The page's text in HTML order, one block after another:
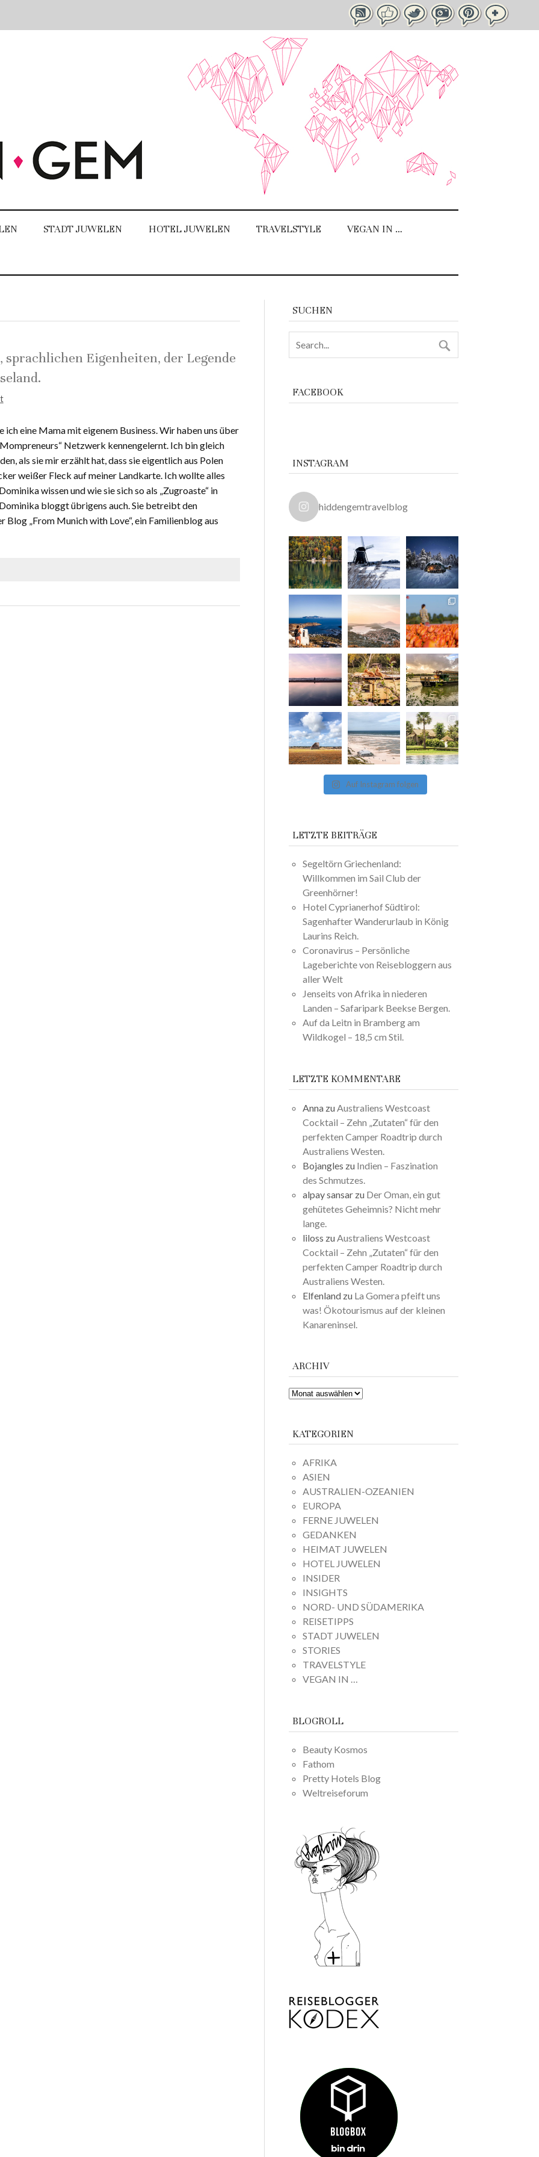
STADT JUWELEN HOTEL JUWELEN TRAVELSTYLE VEGAN IN …
sprachlichen Eigenheiten, der Legende
ich eine Mama mit eigenem Business. Wir haben uns über
Netzwerk kennengelernt. Ich bin gleich
als sie mir erzählt hat, dass sie eigentlich aus Polen
weißer Fleck auf meiner Landkarte. Ich wollte alles
wissen und wie sie sich so als „Zugroaste“ in
bloggt übrigens auch. Sie betreibt den
Blog „From Munich with Love“, ein Familienblog aus
SUCHEN
FACEBOOK
INSTAGRAM
hiddengemtravelblog
Auf Instagram folgen
LETZTE BEITRÄGE
Segeltörn Griechenland:
Willkommen im Sail Club der
Greenhörner!
Hotel Cyprianerhof Südtirol:
Sagenhafter Wanderurlaub in König
Laurins Reich.
Coronavirus – Persönliche
Lageberichte von Reisebloggern aus
aller Welt
Jenseits von Afrika in niederen
Landen – Safaripark Beekse Bergen.
Auf da Leitn in Bramberg am
Wildkogel – 18,5 cm Stil.
LETZTE KOMMENTARE
Anna zu Australiens Westcoast
Cocktail – Zehn „Zutaten“ für den
perfekten Camper Roadtrip durch
Australiens Westen.
Bojangles zu Indien – Faszination
des Schmutzes.
alpay sansar zu Der Oman, ein gut
gehütetes Geheimnis? Nicht mehr
lange.
liloss zu Australiens Westcoast
Cocktail – Zehn „Zutaten“ für den
perfekten Camper Roadtrip durch
Australiens Westen.
Elfenland zu La Gomera pfeift uns
was! Ökotourismus auf der kleinen
Kanareninsel.
ARCHIV
ARCHIV
KATEGORIEN
AFRIKA
ASIEN
AUSTRALIEN-OZEANIEN
EUROPA
FERNE JUWELEN
GEDANKEN
HEIMAT JUWELEN
HOTEL JUWELEN
INSIDER
INSIGHTS
NORD- UND SÜDAMERIKA
REISETIPPS
STADT JUWELEN
STORIES
TRAVELSTYLE
VEGAN IN …
BLOGROLL
Beauty Kosmos
Fathom
Pretty Hotels Blog
Weltreiseforum